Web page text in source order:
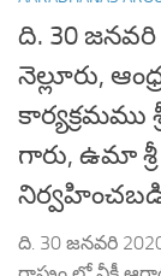
ది. 30
నెల్లూరు,
కార్యక్రమము
గారు, ఉమా శ్రీ
ది. 30 జనవరి